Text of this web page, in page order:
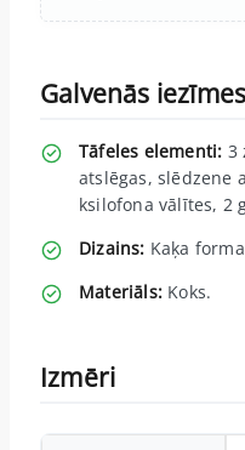
Galvenās
Tāfeles elementi: 3
atslēgas, slēdzene
ksilofona vālītes, 2
Dizains: Kaķa
Materiāls: Koks.
Izmēri